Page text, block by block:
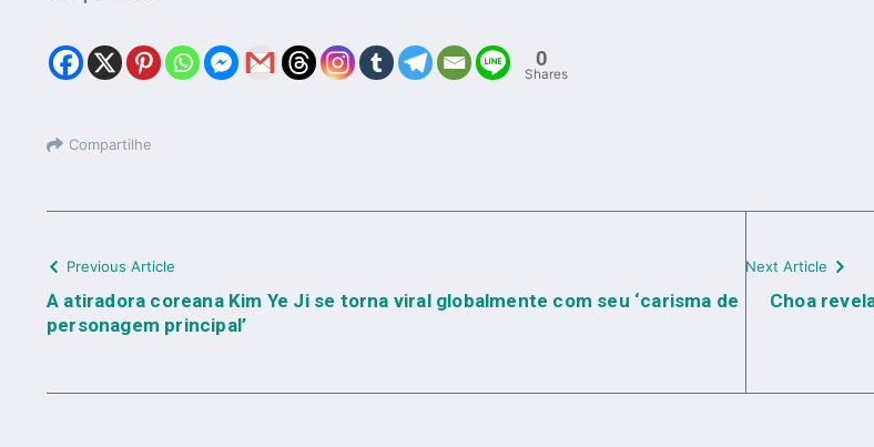
0
Shares
Compartilhe
Previous Article
A atiradora coreana Kim Ye Ji se torna viral globalmente com seu ‘carisma de
personagem principal’
Next Article
Choa